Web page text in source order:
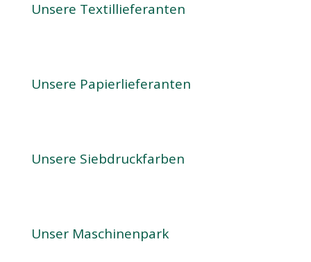
Unsere Textillieferanten
Unsere Papierlieferanten
Unsere Siebdruckfarben
Unser Maschinenpark